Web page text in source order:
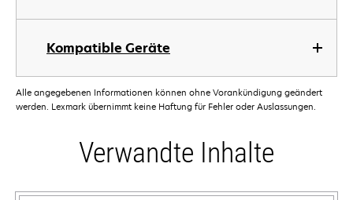
Kompatible Geräte
Alle angegebenen Informationen können ohne Vorankündigung geändert
werden. Lexmark übernimmt keine Haftung für Fehler oder Auslassungen.
Verwandte Inhalte